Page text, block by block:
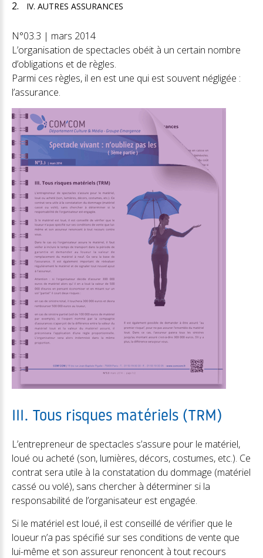
IV. AUTRES ASSURANCES
N°03.3 | mars 2014
L’organisation de spectacles obéit à un certain nombre
d’obligations et de règles.
Parmi ces règles, il en est une qui est souvent négligée :
l’assurance.
III. Tous risques matériels (TRM)
L’entrepreneur de spectacles s’assure pour le matériel,
loué ou acheté (son, lumières, décors, costumes, etc.). Ce
contrat sera utile à la constatation du dommage (matériel
cassé ou volé), sans chercher à déterminer si la
responsabilité de l’organisateur est engagée.
Si le matériel est loué, il est conseillé de vérifier que le
loueur n’a pas spécifié sur ses conditions de vente que
lui-même et son assureur renoncent à tout recours